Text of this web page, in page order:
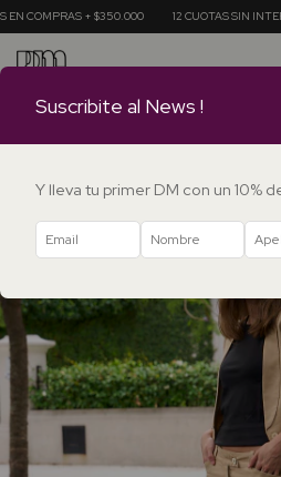
+ $350.000 12 CUOTAS SIN INTERÉS A PARTIR
Suscribite al News !
Y lleva tu primer DM con un 10%